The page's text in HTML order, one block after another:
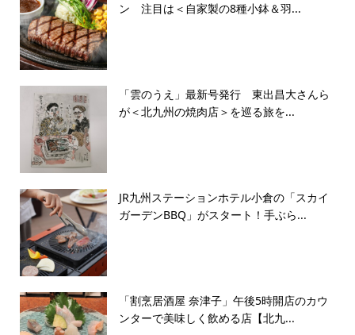
ン 注目は＜自家製の8種小鉢＆羽...
「雲のうえ」最新号発行 東出昌大さんら
が＜北九州の焼肉店＞を巡る旅を...
JR九州ステーションホテル小倉の「スカイ
ガーデンBBQ」がスタート！手ぶら...
「割烹居酒屋 奈津子」午後5時開店のカウ
ンターで美味しく飲める店【北九...